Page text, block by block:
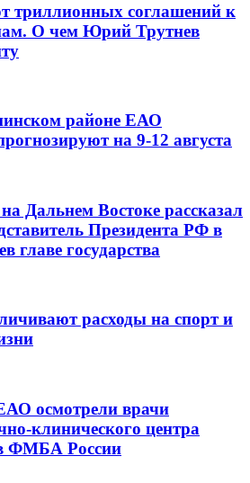
триллионных соглашений к
О чем Юрий Трутнев
районе ЕАО
на 9-12 августа
Дальнем Востоке рассказал
Президента РФ в
государства
расходы на спорт и
осмотрели врачи
клинического центра
ФМБА России